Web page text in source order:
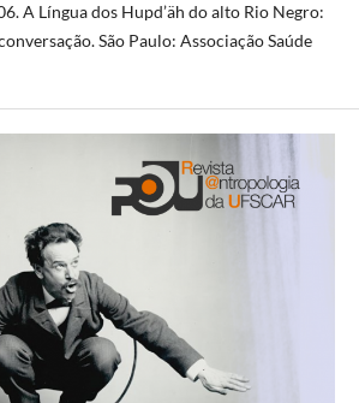
A Língua dos Hupd’äh do alto Rio Negro:
São Paulo: Associação Saúde